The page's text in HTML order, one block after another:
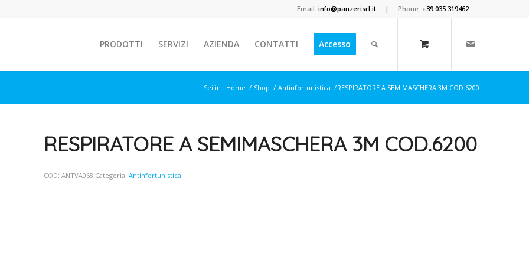
Email:info@panzerisrl.it | Phone:+39 035 319462
PRODOTTI SERVIZI AZIENDA CONTATTI Accesso
Sei in: Home / Shop / Antinfortunistica /RESPIRATORE A SEMIMASCHERA 3M COD.6200
RESPIRATORE A SEMIMASCHERA 3M COD.6200
COD: ANTVA068 Categoria: Antinfortunistica